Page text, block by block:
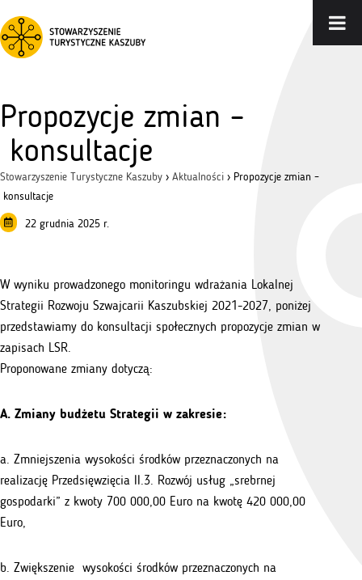
Propozycje zmian –
konsultacje
Stowarzyszenie Turystyczne Kaszuby › Aktualności › Propozycje zmian –
konsultacje
22 grudnia 2025 r.
W wyniku prowadzonego monitoringu wdrażania Lokalnej
Strategii Rozwoju Szwajcarii Kaszubskiej 2021-2027, poniżej
przedstawiamy do konsultacji społecznych propozycje zmian w
zapisach LSR.
Proponowane zmiany dotyczą:
A. Zmiany budżetu Strategii w zakresie:
a. Zmniejszenia wysokości środków przeznaczonych na
realizację Przedsięwzięcia II.3. Rozwój usług „srebrnej
gospodarki” z kwoty 700 000,00 Euro na kwotę 420 000,00
Euro,
b. Zwiększenie wysokości środków przeznaczonych na